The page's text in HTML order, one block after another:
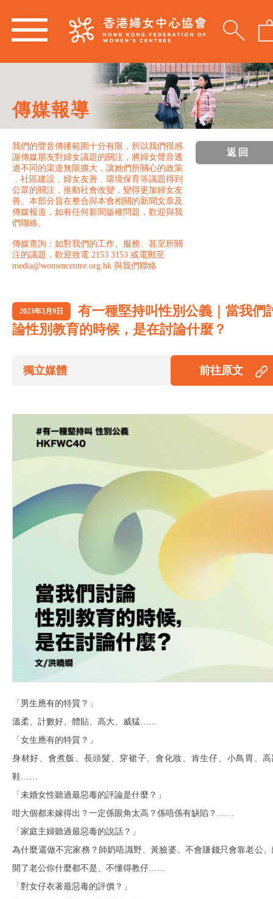
傳媒報導
我們的聲音傳播範圍十分有限，所以我們很感
謝傳媒朋友對婦女議題的關注，將婦女聲音透
過不同的渠道無限擴大，讓她們所關心的政策
﹑社區建設﹑婦女友善﹑環境保育等議題得到
公眾的關注，推動社會改變，變得更加婦女友
善。本部分旨在整合與本會相關的新聞文章及
傳媒報道，如有任何新聞版權問題，歡迎與我
們聯絡。
傳媒查詢：如對我們的工作、服務、甚至所關
注的議題，歡迎致電 2153 3153 或電郵至
media@womencentre.org.hk 與我們聯絡
返回
2023年3月9日
有一種堅持叫性別公義｜當我們
論性別教育的時候，是在討論什麼？
獨立媒體 前往原文
「男生應有的特質？」
溫柔、計數好、體貼、高大、威猛……
「女生應有的特質？」
身材好、會煮飯、長頭髮、穿裙子、會化妝、肯生仔、小鳥胃、高
鞋……
「未婚女性聽過最惡毒的評論是什麼？」
咁大個都未嫁得出？一定係眼角太高？係唔係有缺陷？……
「家庭主婦聽過最惡毒的說話？」
為什麼還做不完家務？師奶唔識野、黃臉婆、不會賺錢只會靠老公
開了老公你什麼都不是、不懂得教仔……
「對女仔衣著最惡毒的評價？」